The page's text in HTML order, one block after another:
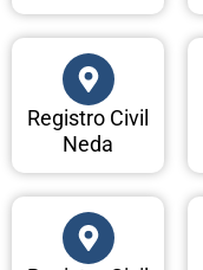
Registro Civil
Neda